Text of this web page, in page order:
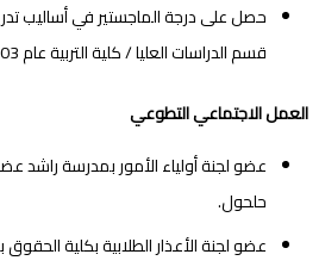
حصل على درجة الماجستير في أساليب
قسم الدراسات العليا / كلية التربية عام 2003.
العمل الاجتماعي التطوعي
عضو لجنة أولياء الأمور بمدرسة راشد
حلحول.
عضو لجنة الأعذار الطلابية بكلية